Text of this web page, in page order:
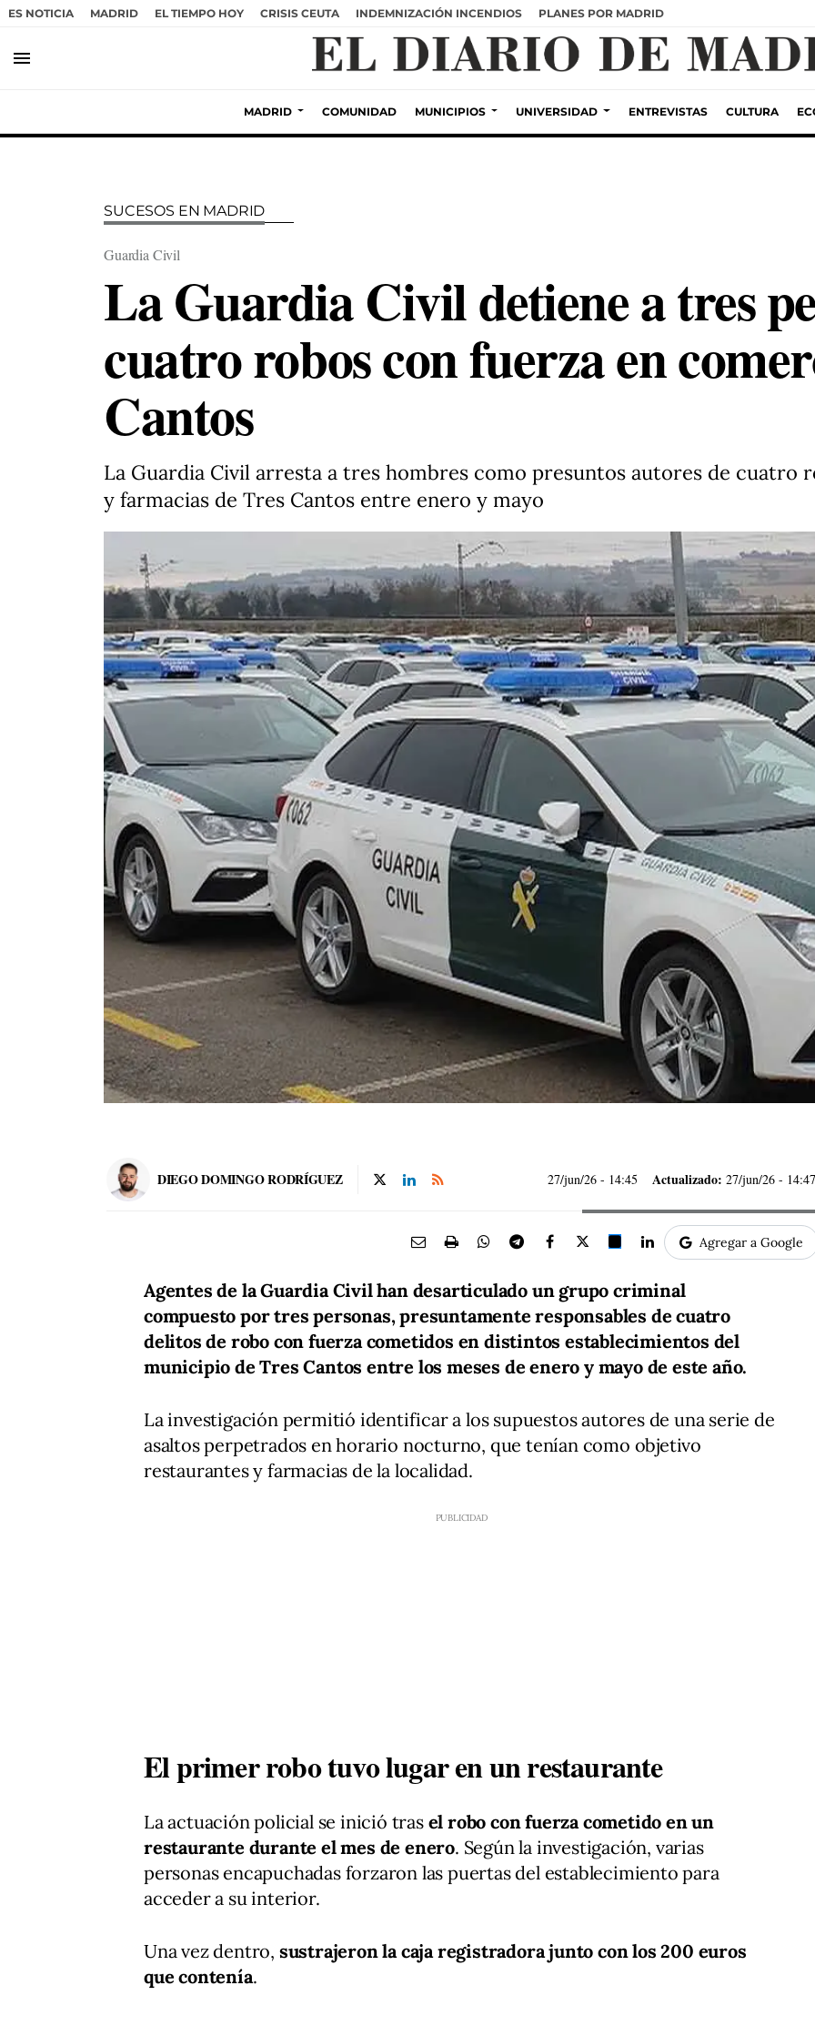
ES NOTICIA MADRID EL TIEMPO HOY CRISIS CEUTA INDEMNIZACIÓN INCENDIOS PLANES POR MADRID
menu
MADRID COMUNIDAD MUNICIPIOS UNIVERSIDAD ENTREVISTAS CULTURA
SUCESOS EN MADRID
Guardia Civil
La Guardia Civil detiene a tres
cuatro robos con fuerza en
Cantos
La Guardia Civil arresta a tres hombres como presuntos autores de cuatro
y farmacias de Tres Cantos entre enero y mayo
DIEGO DOMINGO RODRÍGUEZ 27/jun/26 - 14:45 Actualizado: 27/jun/26 - 14:47
Agregar a Google
Agentes de la Guardia Civil han desarticulado un grupo criminal
compuesto por tres personas, presuntamente responsables de cuatro
delitos de robo con fuerza cometidos en distintos establecimientos del
municipio de Tres Cantos entre los meses de enero y mayo de este año.
La investigación permitió identificar a los supuestos autores de una serie de
asaltos perpetrados en horario nocturno, que tenían como objetivo
restaurantes y farmacias de la localidad.
El primer robo tuvo lugar en un restaurante
La actuación policial se inició tras el robo con fuerza cometido en un
restaurante durante el mes de enero. Según la investigación, varias
personas encapuchadas forzaron las puertas del establecimiento para
acceder a su interior.
Una vez dentro, sustrajeron la caja registradora junto con los 200 euros
que contenía.